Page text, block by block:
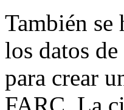
También
los datos
para crear